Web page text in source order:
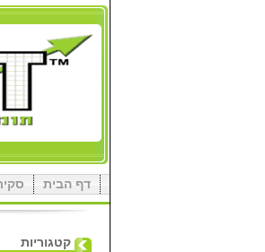
דף הבית
קטגוריות